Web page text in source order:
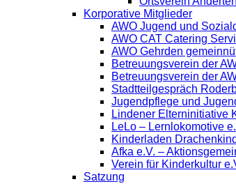
Korporative Mitglieder
AWO Jugend und
AWO CAT Catering
AWO Gehrden
Betreuungsverein der
Betreuungsverein der
Stadtteilgespräch
Jugendpflege und
Lindener Elterninitiative
LeLo – Lernlokomotive
Kinderladen
Afka e.V. –
Verein für Kinderkultur
Satzung